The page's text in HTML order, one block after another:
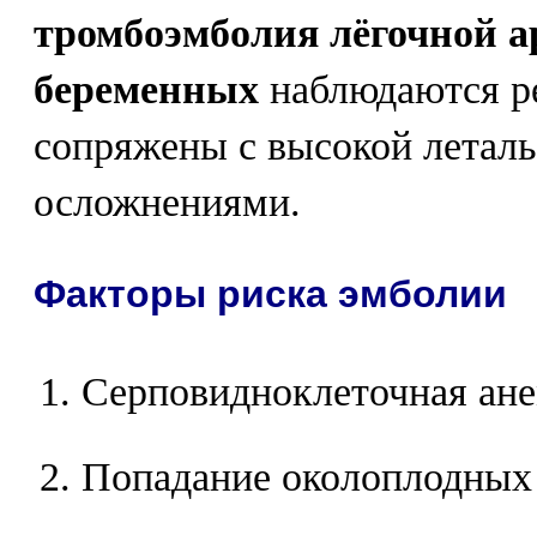
тромбоэмболия лёгочной
беременных наблюдаются
сопряжены с высокой
осложнениями.
Факторы риска эмболии
Серповидноклеточная
Попадание